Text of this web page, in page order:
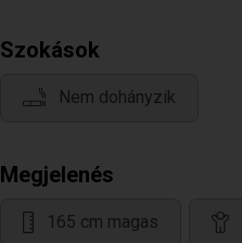
Szokások
Nem dohányzik
Megjelenés
165 cm magas